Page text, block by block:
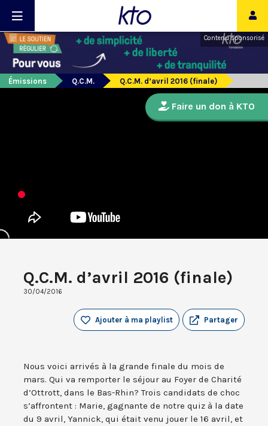
Contenu sponsorisé
Émissions Q.C.M. Q.C.M. d’avril 2016 (finale)
Q.C.M. d’avril 2016 (finale)
30/04/2016
Partager
Ajouter à ma playlist
Nous voici arrivés à la grande finale du mois de
mars. Qui va remporter le séjour au Foyer de Charité
d’Ottrott, dans le Bas-Rhin? Trois candidats de choc
s’affrontent : Marie, gagnante de notre quiz à la date
du 9 avril, Yannick, qui était venu jouer le 16 avril, et
Faire un don à KTO